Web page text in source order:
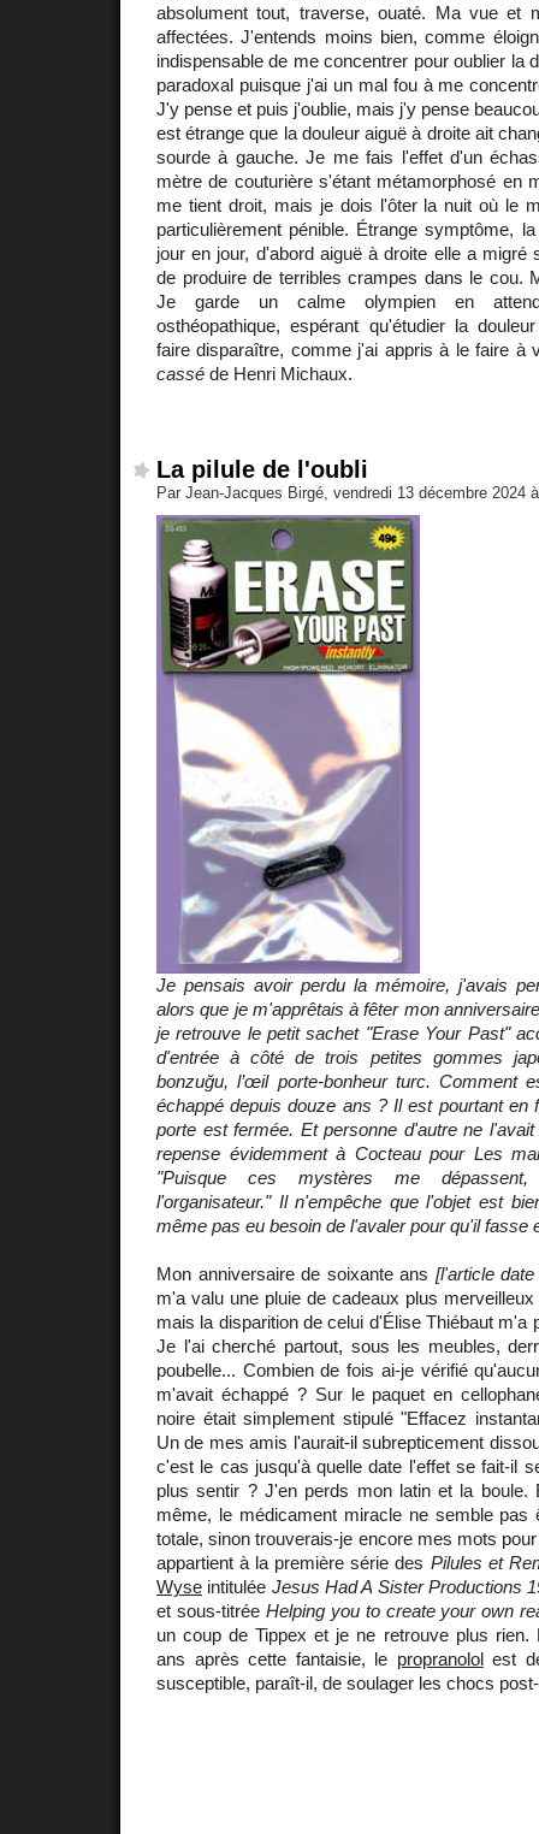
absolument tout, traverse, ouaté. Ma vue et
affectées. J'entends moins bien, comme
indispensable de me concentrer pour oublier la
paradoxal puisque j'ai un mal fou à me
J'y pense et puis j'oublie, mais j'y pense
est étrange que la douleur aiguë à droite ait
sourde à gauche. Je me fais l'effet d'un
mètre de couturière s'étant métamorphosé en
me tient droit, mais je dois l'ôter la nuit où le
particulièrement pénible. Étrange symptôme,
jour en jour, d'abord aiguë à droite elle a migré
de produire de terribles crampes dans le cou.
Je garde un calme olympien en
osthéopathique, espérant qu'étudier la
faire disparaître, comme j'ai appris à le faire à
cassé de Henri Michaux.
La pilule de l'oubli
Par Jean-Jacques Birgé, vendredi 13 décembre 2024
Je pensais avoir perdu la mémoire, j'avais
alors que je m'apprêtais à fêter mon
je retrouve le petit sachet "Erase Your Past"
d'entrée à côté de trois petites gommes
bonzuğu, l’œil porte-bonheur turc. Comment
échappé depuis douze ans ? Il est pourtant en
porte est fermée. Et personne d'autre ne
repense évidemment à Cocteau pour Les
"Puisque ces mystères me
l'organisateur." Il n'empêche que l'objet est
même pas eu besoin de l'avaler pour qu'il fasse
Mon anniversaire de soixante ans [l'article
m'a valu une pluie de cadeaux plus
mais la disparition de celui d'Élise Thiébaut m'a
Je l'ai cherché partout, sous les meubles,
poubelle... Combien de fois ai-je vérifié
m'avait échappé ? Sur le paquet en
noire était simplement stipulé "Effacez
Un de mes amis l'aurait-il subrepticement
c'est le cas jusqu'à quelle date l'effet se fait-il
plus sentir ? J'en perds mon latin et la boule.
même, le médicament miracle ne semble pas
totale, sinon trouverais-je encore mes mots
appartient à la première série des Pilules et
Wyse intitulée Jesus Had A Sister Productions
et sous-titrée Helping you to create your own
un coup de Tippex et je ne retrouve plus rien.
ans après cette fantaisie, le propranololest
susceptible, paraît-il, de soulager les chocs